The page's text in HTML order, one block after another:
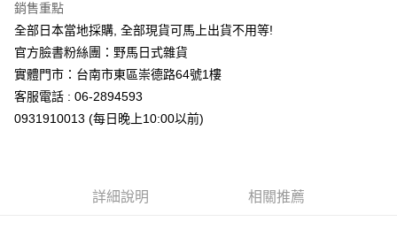
匯豐（台灣）商業銀行
聯邦商業銀行
遠東國際商業銀行
元大商業銀行
台新國際商業銀行
中國信託商業銀行
台灣樂天信用卡公司
街口支付
悠遊付
Google Pay
ATM付款
銷售重點
全部日本當地採購, 全部現貨可馬上出貨不用等!
官方臉書粉絲團：野馬日式雜貨
實體門市：台南市東區崇德路64號1樓
客服電話 : 06-2894593
0931910013 (每日晚上10:00以前)
詳細說明 相關推薦